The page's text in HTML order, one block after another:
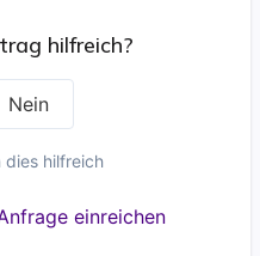
hilfreich?
Nein
hilfreich
einreichen